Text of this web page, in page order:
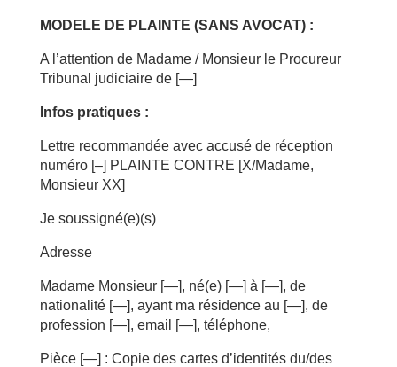
MODELE DE PLAINTE (SANS AVOCAT) :
A l’attention de Madame / Monsieur le Procureur
Tribunal judiciaire de [—]
Infos pratiques :
Lettre recommandée avec accusé de réception
numéro [–] PLAINTE CONTRE [X/Madame,
Monsieur XX]
Je soussigné(e)(s)
Adresse
Madame Monsieur [—], né(e) [—] à [—], de
nationalité [—], ayant ma résidence au [—], de
profession [—], email [—], téléphone,
Pièce [—] : Copie des cartes d’identités du/des